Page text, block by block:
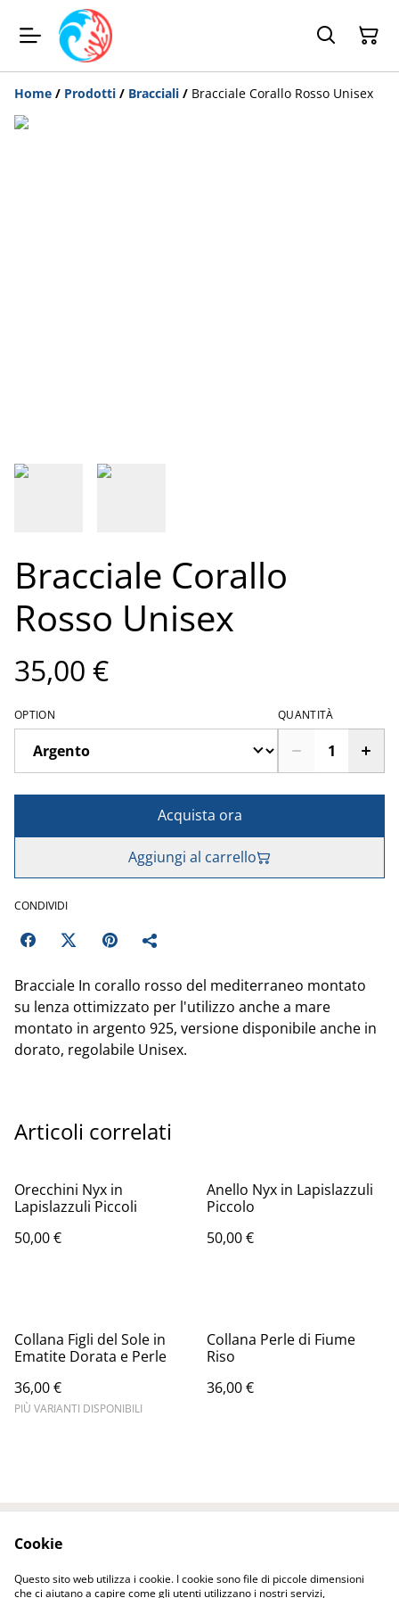
Home / Prodotti / Bracciali / Bracciale Corallo Rosso Unisex
Bracciale Corallo
Rosso Unisex
35,00 €
OPTION QUANTITÀ
Acquista ora
Aggiungi al carrello
CONDIVIDI
Bracciale In corallo rosso del mediterraneo montato
su lenza ottimizzato per l'utilizzo anche a mare
montato in argento 925, versione disponibile anche in
dorato, regolabile Unisex.
Articoli correlati
Orecchini Nyx in
Lapislazzuli Piccoli
50,00 €
Anello Nyx in Lapislazzuli
Piccolo
50,00 €
Collana Figli del Sole in
Ematite Dorata e Perle
36,00 €
PIÙ VARIANTI DISPONIBILI
Collana Perle di Fiume
Riso
36,00 €
Informativa sulla
privacy
Politica sui Cookie
Cookie
Questo sito web utilizza i cookie. I cookie sono file di piccole dimensioni
che ci aiutano a capire come gli utenti utilizzano i nostri servizi,